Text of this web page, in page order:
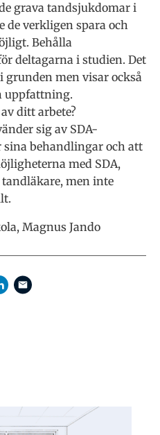
grava tandsjukdomar i
verkligen spara och
Behålla
deltagarna i studien. Det
men visar också
uppfattning.
ditt arbete?
sig av SDA-
sina behandlingar och att
med SDA,
men inte
Magnus Jando